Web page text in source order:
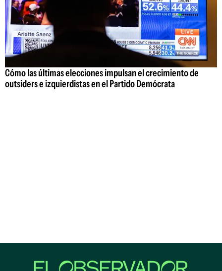
Cómo las últimas elecciones impulsan el crecimiento de
outsiders e izquierdistas en el Partido Demócrata